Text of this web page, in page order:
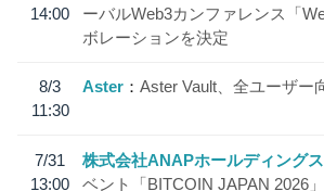
14:00
ーバルWeb3カンファレンス「
ボレーションを決定
8/3
11:30
Aster Aster Vault、全ユーザー
7/31
13:00
株式会社ANAPホールディングス
ベント「BITCOIN JAPAN 2026